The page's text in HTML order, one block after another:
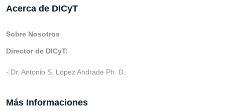
Acerca de DICyT
Sobre Nosotros
Director de DICyT:
- Dr. Antonio S. López Andrade Ph. D.
Más Informaciones